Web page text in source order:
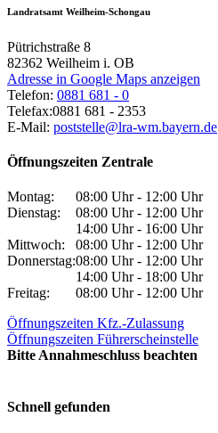
Landratsamt Weilheim-Schongau
Pütrichstraße 8
82362 Weilheim i. OB
Adresse in Google Maps anzeigen
Telefon: 0881 681 - 0
Telefax:0881 681 - 2353
E-Mail: poststelle@lra-wm.bayern.de
Öffnungszeiten Zentrale
Montag:
08:00 Uhr - 12:00 Uhr
Dienstag:
08:00 Uhr - 12:00 Uhr
14:00 Uhr - 16:00 Uhr
Mittwoch:
08:00 Uhr - 12:00 Uhr
Donnerstag:08:00 Uhr - 12:00 Uhr
14:00 Uhr - 18:00 Uhr
Freitag:
08:00 Uhr - 12:00 Uhr
Öffnungszeiten Kfz.-Zulassung
Öffnungszeiten Führerscheinstelle
Bitte Annahmeschluss beachten
Schnell gefunden